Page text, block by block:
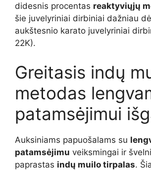
didesnis procentas reaktyviųjų
šie juvelyriniai dirbiniai dažniau
aukštesnio karato juvelyriniai
22K).
Greitasis indų
metodas
patamsėjimui
Auksiniams papuošalams su
patamsėjimu veiksmingai ir
paprastas indų muilo tirpalas.